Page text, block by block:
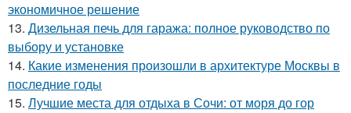
экономичное решение
13. Дизельная печь для гаража: полное руководство по
выбору и установке
14. Какие изменения произошли в архитектуре Москвы в
последние годы
15. Лучшие места для отдыха в Сочи: от моря до гор